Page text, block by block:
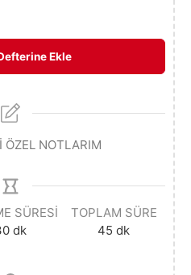
Ekle
ÖZEL NOTLARIM
SÜRESI
dk
TOPLAM SÜRE
45 dk